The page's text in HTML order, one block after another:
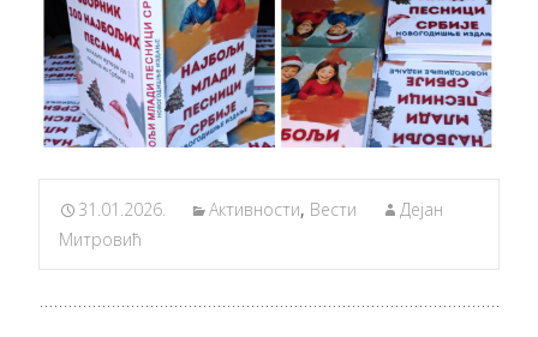
31.01.2026. Активности, Вести
Дејан
Митровић